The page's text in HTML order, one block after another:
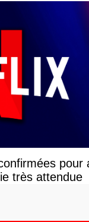
pour
très attendue